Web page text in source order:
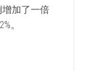
加了一倍
。